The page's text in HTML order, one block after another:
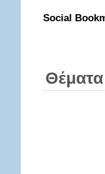
Social
Θέματα